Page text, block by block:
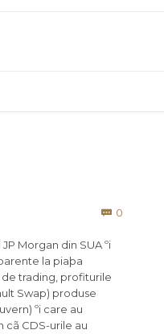
 0
Morgan din SUA ºi
la piaþa
trading, profiturile
Swap) produse
ºi care au
cã CDS-urile au